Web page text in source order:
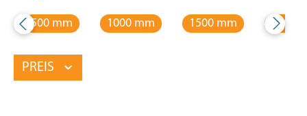
500 mm 1000 mm 1500 mm 2000
PREIS